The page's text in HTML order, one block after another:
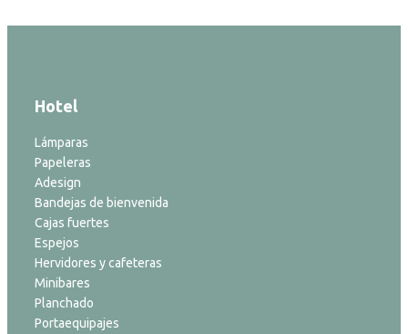
Hotel
Lámparas
Papeleras
Adesign
Bandejas de bienvenida
Cajas fuertes
Espejos
Hervidores y cafeteras
Minibares
Planchado
Portaequipajes